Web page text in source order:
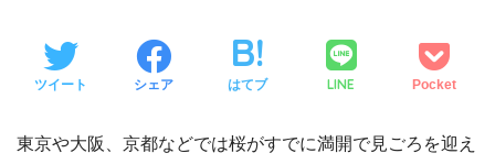
ツイート シェア はてブ LINE Pocket
東京や大阪、京都などでは桜がすでに満開で見ごろを迎え